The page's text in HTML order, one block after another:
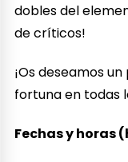
dobles del
de críticos!
¡Os deseamos
fortuna en todas
Fechas y horas